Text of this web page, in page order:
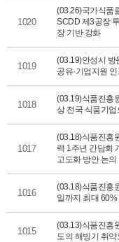
1020
(03.26)국가식품
SCDD 제3공장
장 기반 강화
1019
(03.19)안성시 방
공유·기업지원
1018
(03.19)식품진흥
상 전국 식품기
1017
(03.18)식품진흥
력 1주년 간담회
고도화 방안 논의
1016
(03.18)식품진흥
일까지 최대
1015
(03.13)식품진흥
도의 해빙기 취약